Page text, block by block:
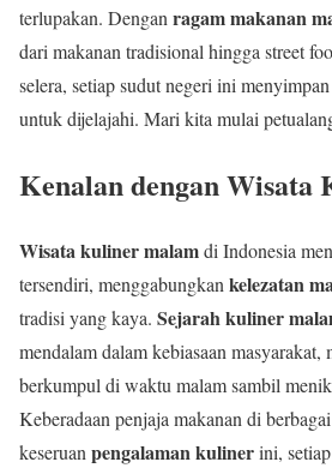
terlupakan. Dengan ragam makanan
dari makanan tradisional hingga street
selera, setiap sudut negeri ini
untuk dijelajahi. Mari kita mulai
Kenalan dengan
Wisata kuliner malamdi Indonesia
tersendiri, menggabungkan kelezatan
tradisi yang kaya. Sejarah kuliner
mendalam dalam kebiasaan masyarakat,
berkumpul di waktu malam sambil
Keberadaan penjaja makanan di
keseruan pengalaman kulinerini,